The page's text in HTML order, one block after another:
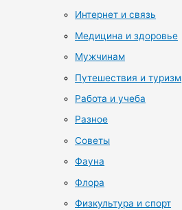
Интернет и связь
Медицина и здоровье
Мужчинам
Путешествия и туризм
Работа и учеба
Разное
Советы
Фауна
Флора
Физкультура и спорт